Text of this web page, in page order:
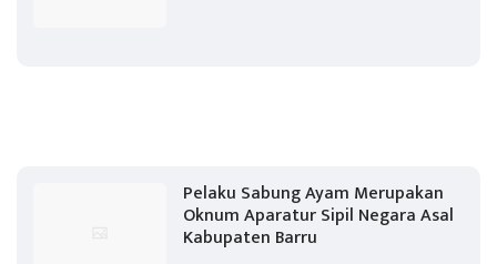
Pelaku Sabung Ayam Merupakan
Oknum Aparatur Sipil Negara Asal
Kabupaten Barru